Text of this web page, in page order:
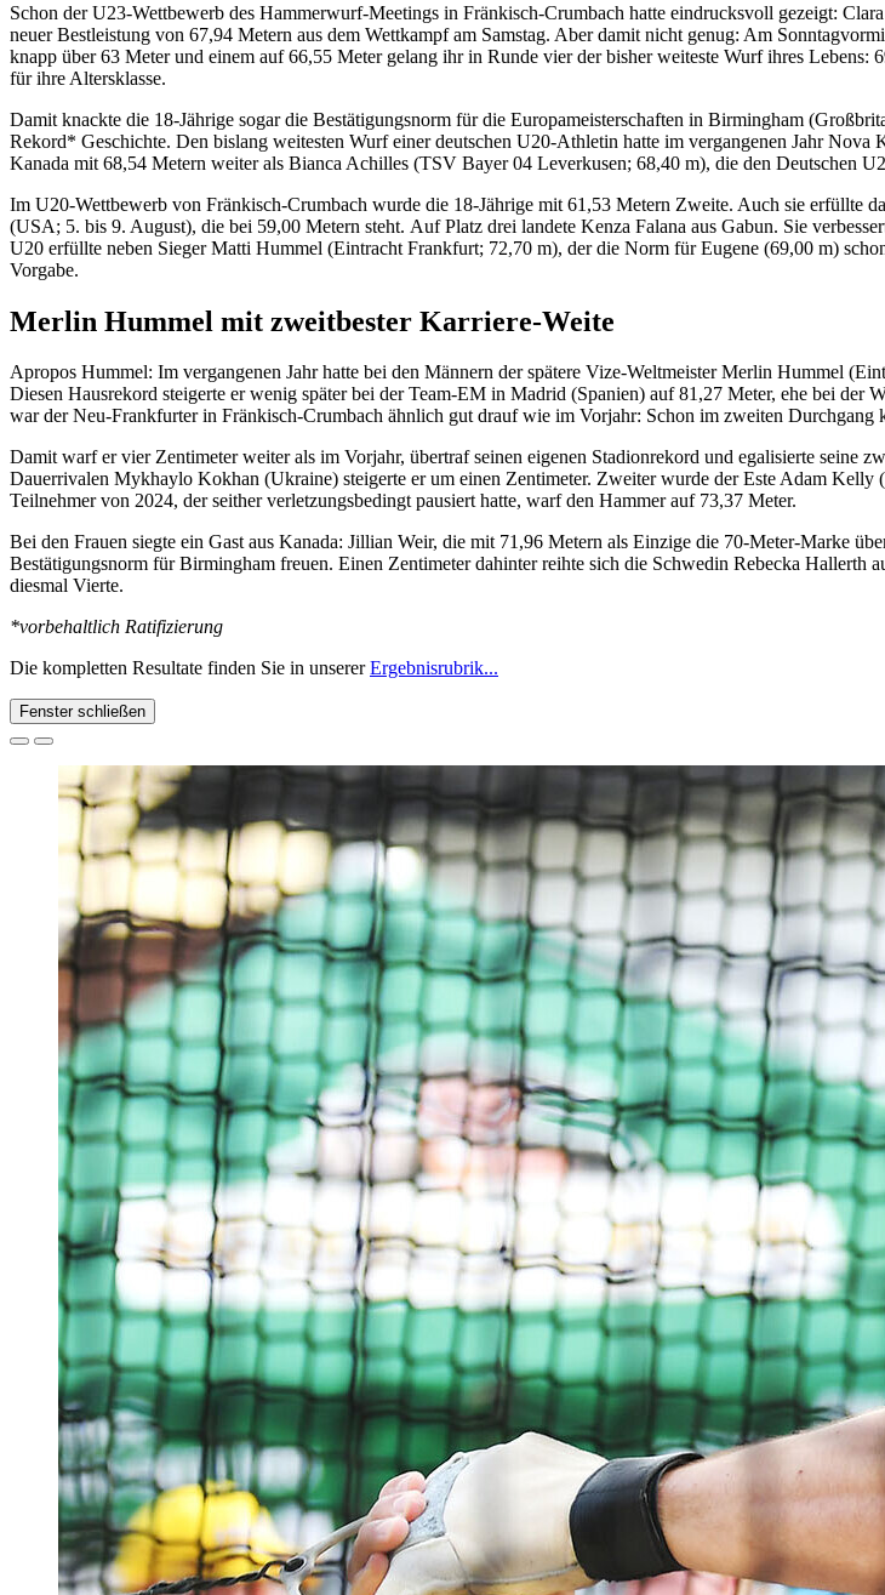
Schon der U23-Wettbewerb des Hammerwurf-Meetings in Fränkisch-Crumbach hatte eindrucksvoll gezeigt:
neuer Bestleistung von 67,94 Metern aus dem Wettkampf am Samstag. Aber damit nicht genug: Am
knapp über 63 Meter und einem auf 66,55 Meter gelang ihr in Runde vier der bisher weiteste Wurf ihres Lebens:
für ihre Altersklasse.
Damit knackte die 18-Jährige sogar die Bestätigungsnorm für die Europameisterschaften in Birmingham
Rekord* Geschichte. Den bislang weitesten Wurf einer deutschen U20-Athletin hatte im vergangenen Jahr
Kanada mit 68,54 Metern weiter als Bianca Achilles (TSV Bayer 04 Leverkusen; 68,40 m), die den Deutschen
Im U20-Wettbewerb von Fränkisch-Crumbach wurde die 18-Jährige mit 61,53 Metern Zweite. Auch sie
(USA; 5. bis 9. August), die bei 59,00 Metern steht. Auf Platz drei landete Kenza Falana aus Gabun. Sie
U20 erfüllte neben Sieger Matti Hummel (Eintracht Frankfurt; 72,70 m), der die Norm für Eugene (69,00 m)
Vorgabe.
Merlin Hummel mit zweitbester Karriere-Weite
Apropos Hummel: Im vergangenen Jahr hatte bei den Männern der spätere Vize-Weltmeister Merlin Hummel
Diesen Hausrekord steigerte er wenig später bei der Team-EM in Madrid (Spanien) auf 81,27 Meter, ehe bei
war der Neu-Frankfurter in Fränkisch-Crumbach ähnlich gut drauf wie im Vorjahr: Schon im zweiten
Damit warf er vier Zentimeter weiter als im Vorjahr, übertraf seinen eigenen Stadionrekord und egalisierte seine
Dauerrivalen Mykhaylo Kokhan (Ukraine) steigerte er um einen Zentimeter. Zweiter wurde der Este Adam
Teilnehmer von 2024, der seither verletzungsbedingt pausiert hatte, warf den Hammer auf 73,37 Meter.
Bei den Frauen siegte ein Gast aus Kanada: Jillian Weir, die mit 71,96 Metern als Einzige die 70-Meter-Marke
Bestätigungsnorm für Birmingham freuen. Einen Zentimeter dahinter reihte sich die Schwedin Rebecka
diesmal Vierte.
*vorbehaltlich Ratifizierung
Die kompletten Resultate finden Sie in unsererErgebnisrubrik...
Fenster schließen